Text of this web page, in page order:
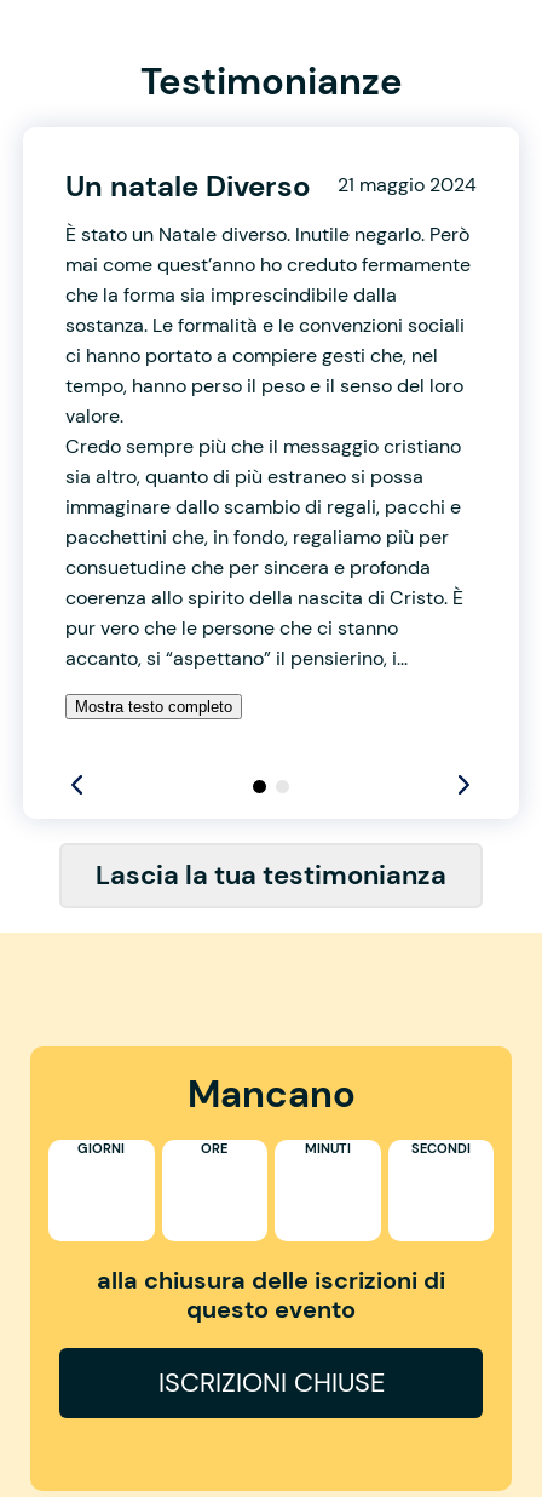
Testimonianze
Un natale Diverso
21 maggio 2024
È stato un Natale diverso. Inutile negarlo. Però
mai come quest’anno ho creduto fermamente
che la forma sia imprescindibile dalla
sostanza. Le formalità e le convenzioni sociali
ci hanno portato a compiere gesti che, nel
tempo, hanno perso il peso e il senso del loro
valore.
Credo sempre più che il messaggio cristiano
sia altro, quanto di più estraneo si possa
immaginare dallo scambio di regali, pacchi e
pacchettini che, in fondo, regaliamo più per
consuetudine che per sincera e profonda
coerenza allo spirito della nascita di Cristo. È
pur vero che le persone che ci stanno
accanto, si “aspettano” il pensierino, i...
Mostra testo completo
Lascia la tua testimonianza
Mancano
GIORNI ORE MINUTI SECONDI
alla chiusura delle iscrizioni di
questo evento
ISCRIZIONI CHIUSE